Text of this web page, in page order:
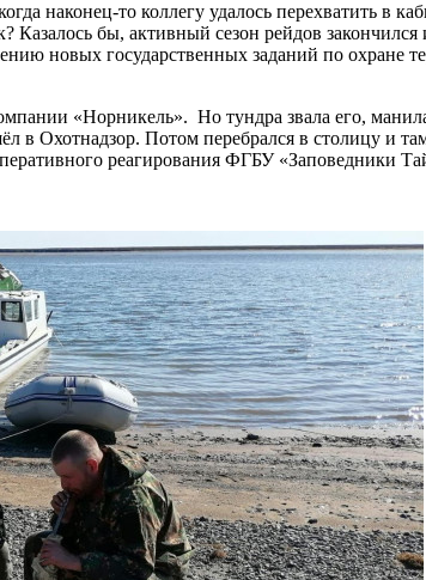
наконец-то коллегу удалось перехватить в
Казалось бы, активный сезон рейдов
новых государственных заданий по охране
«Норникель». Но тундра звала его,
в Охотнадзор. Потом перебрался в столицу и
реагирования ФГБУ «Заповедники